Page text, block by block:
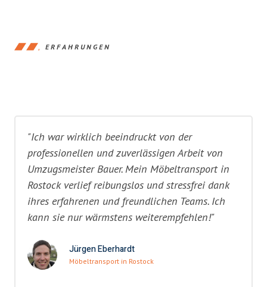
ERFAHRUNGEN
"Ich war wirklich beeindruckt von der
professionellen und zuverlässigen Arbeit von
Umzugsmeister Bauer. Mein Möbeltransport in
Rostock verlief reibungslos und stressfrei dank
ihres erfahrenen und freundlichen Teams. Ich
kann sie nur wärmstens weiterempfehlen!"
Jürgen Eberhardt
Möbeltransport in Rostock